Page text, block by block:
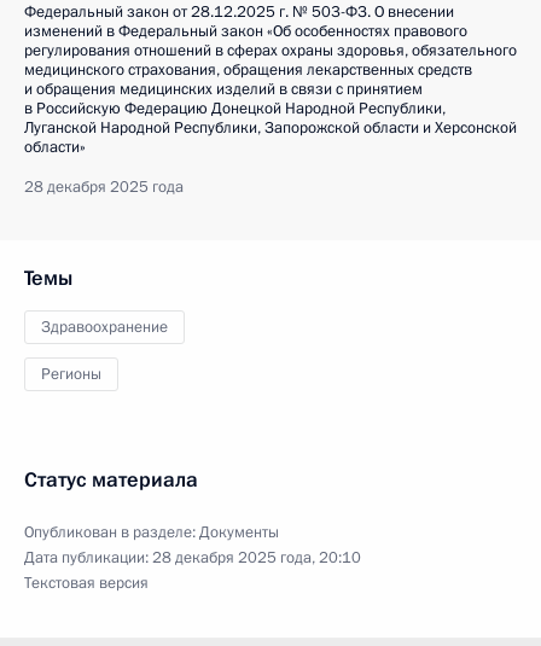
Федеральный закон от 28.12.2025 г. № 503-ФЗ. О внесении
изменений в Федеральный закон «Об особенностях правового
регулирования отношений в сферах охраны здоровья, обязательного
медицинского страхования, обращения лекарственных средств
и обращения медицинских изделий в связи с принятием
в Российскую Федерацию Донецкой Народной Республики,
Луганской Народной Республики, Запорожской области и Херсонской
области»
28 декабря 2025 года
Темы
Здравоохранение
Регионы
Статус материала
Опубликован в разделе:Документы
Дата публикации:28 декабря 2025 года, 20:10
Текстовая версия